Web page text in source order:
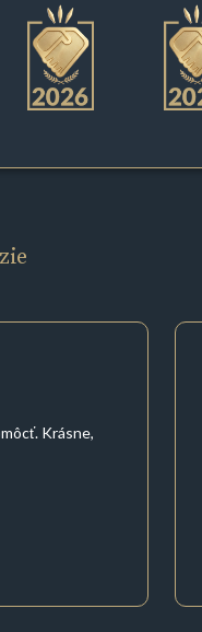
Krásne,